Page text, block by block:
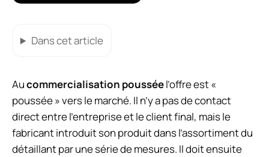
Dans cet article
Aucommercialisation pousséel’offre est «
poussée » vers le marché. Il n’y a pas de contact
direct entre l’entreprise et le client final, mais le
fabricant introduit son produit dans l’assortiment du
détaillant par une série de mesures. Il doit ensuite